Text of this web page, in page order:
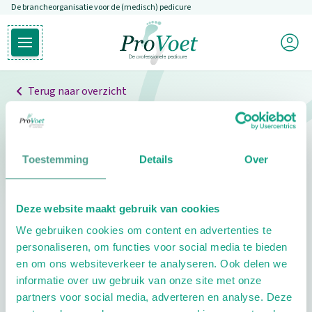
Toestemming Details Over
Deze website maakt gebruik van cookies
We gebruiken cookies om content en advertenties te
personaliseren, om functies voor social media te bieden
en om ons websiteverkeer te analyseren. Ook delen we
informatie over uw gebruik van onze site met onze
partners voor social media, adverteren en analyse. Deze
Overslaan en naar de inhoud gaan
De brancheorganisatie voor de (medisch) pedicure
Open hoofdmenu
Ga naar de homepagina
Mijn
Terug naar overzicht
Professionals
Pedicure niet gevonden
pedicure.